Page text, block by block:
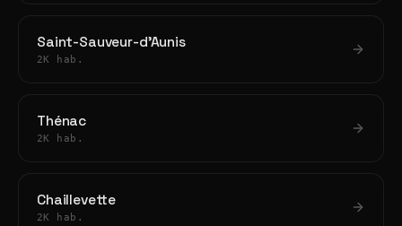
Saint-Sauveur-d'Aunis
2K hab.
Thénac
2K hab.
Chaillevette
2K hab.